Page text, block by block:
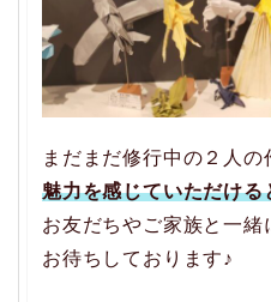
まだまだ修行中の２人の
魅力を感じていただける
お友だちやご家族と一緒
お待ちしております♪